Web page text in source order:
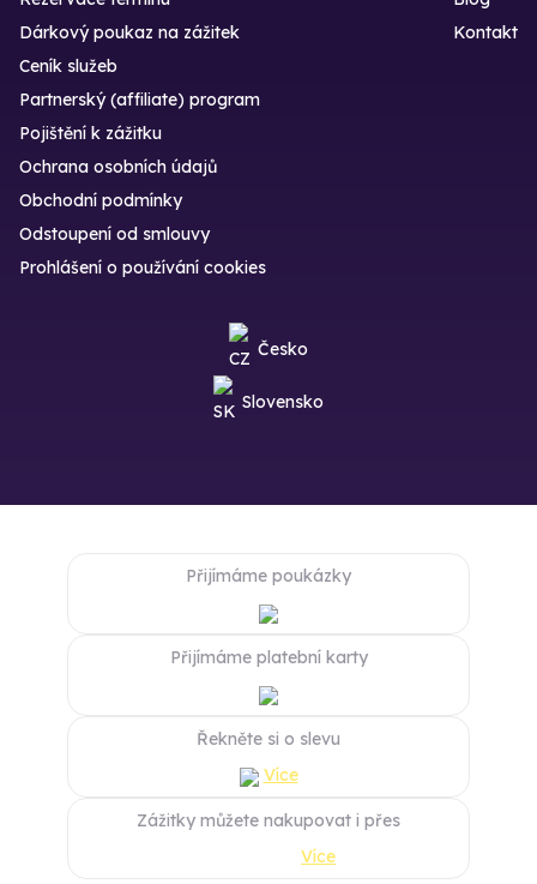
Dárkový poukaz na zážitek
Kontakt
Ceník služeb
Partnerský (affiliate) program
Pojištění k zážitku
Ochrana osobních údajů
Obchodní podmínky
Odstoupení od smlouvy
Prohlášení o používání cookies
Česko
Slovensko
Přijímáme poukázky
Přijímáme platební karty
Řekněte si o slevu
Více
Zážitky můžete nakupovat i přes
Více